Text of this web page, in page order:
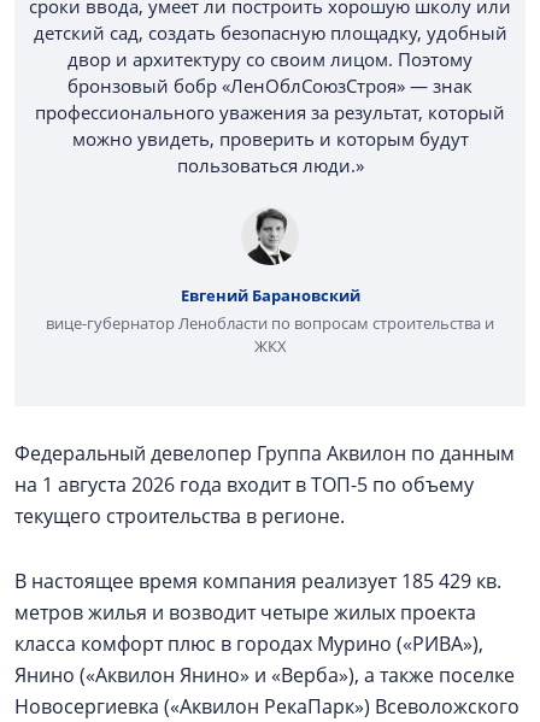
сроки ввода, умеет ли построить хорошую школу или
детский сад, создать безопасную площадку, удобный
двор и архитектуру со своим лицом. Поэтому
бронзовый бобр «ЛенОблСоюзСтроя» — знак
профессионального уважения за результат, который
можно увидеть, проверить и которым будут
пользоваться люди.»
Евгений Барановский
вице-губернатор Ленобласти по вопросам строительства и
ЖКХ
Федеральный девелопер Группа Аквилон по данным
на 1 августа 2026 года входит в ТОП-5 по объему
текущего строительства в регионе.
В настоящее время компания реализует 185 429 кв.
метров жилья и возводит четыре жилых проекта
класса комфорт плюс в городах Мурино («РИВА»),
Янино («Аквилон Янино» и «Верба»), а также поселке
Новосергиевка («Аквилон РекаПарк») Всеволожского